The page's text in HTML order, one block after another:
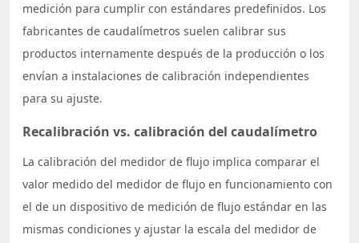
medición para cumplir con estándares predefinidos. Los
fabricantes de caudalímetros suelen calibrar sus
productos internamente después de la producción o los
envían a instalaciones de calibración independientes
para su ajuste.
Recalibración vs. calibración del caudalímetro
La calibración del medidor de flujo implica comparar el
valor medido del medidor de flujo en funcionamiento con
el de un dispositivo de medición de flujo estándar en las
mismas condiciones y ajustar la escala del medidor de